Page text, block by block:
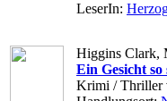
LeserIn:
Higgins Clark,
Ein Gesicht
Krimi / Thriller